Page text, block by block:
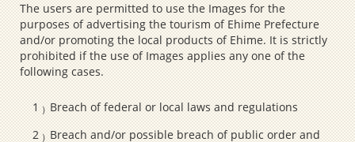
The users are permitted to use the Images for the
purposes of advertising the tourism of Ehime Prefecture
and/or promoting the local products of Ehime. It is strictly
prohibited if the use of Images applies any one of the
following cases.
Breach of federal or local laws and regulations
Breach and/or possible breach of public order and